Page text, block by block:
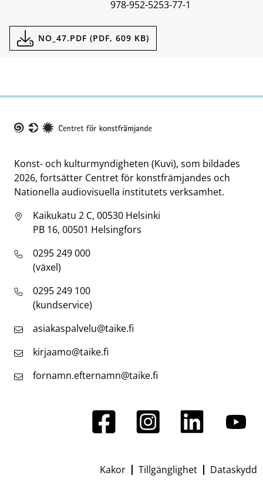
978-952-5253-77-1
DocumentsNO_47.PDF (PDF, 609 KB)
Konst- och kulturmyndigheten (Kuvi), som bildades
2026, fortsätter Centret för konstfrämjandes och
Nationella audiovisuella institutets verksamhet.
Kaikukatu 2 C, 00530 Helsinki
PB 16, 00501 Helsingfors
0295 249 000
(växel)
0295 249 100
(kundservice)
asiakaspalvelu@taike.fi
kirjaamo@taike.fi
fornamn.efternamn@taike.fi
Kakor Tillgänglighet Dataskydd